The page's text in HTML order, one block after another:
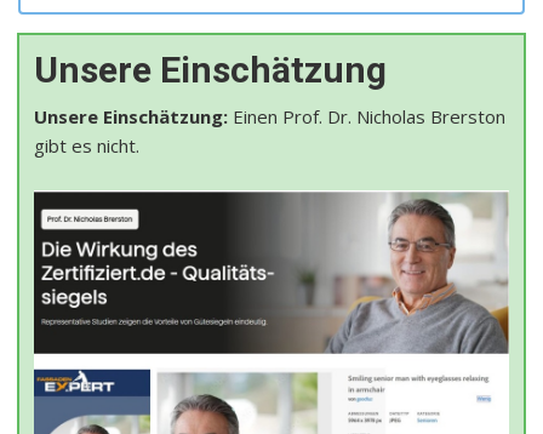
Unsere Einschätzung
Unsere Einschätzung: Einen Prof. Dr. Nicholas Brerston
gibt es nicht.